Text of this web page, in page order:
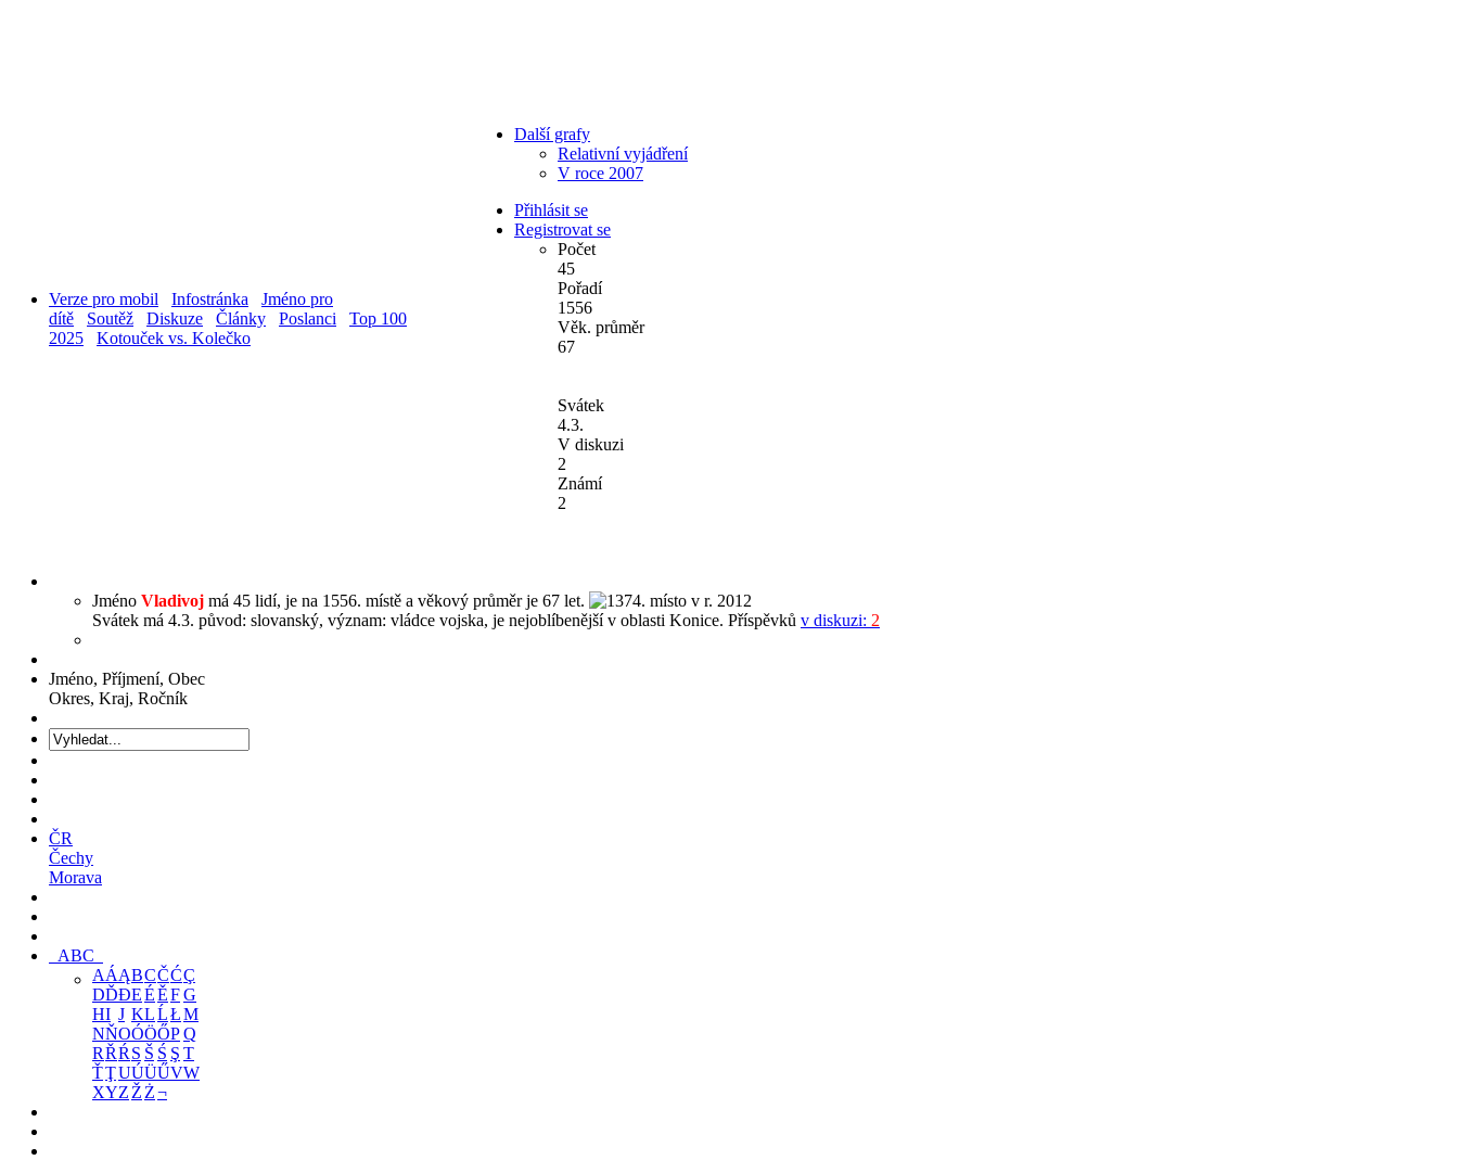
Verze pro mobil Infostránka
Jméno pro
dítě
Soutěž Diskuze Články Poslanci
Top 100
2025
Kotouček vs. Kolečko
Další grafy
Relativní vyjádření
V roce 2007
Přihlásit se
Registrovat se
Počet
45
Pořadí
1556
Věk. průměr
67
Svátek
4.3.
V diskuzi
2
Známí
2
Jméno Vladivoj má 45 lidí, je na 1556. místě a věkový průměr je 67 let.
Svátek má 4.3. původ: slovanský, význam: vládce vojska, je nejoblíbenější v oblasti Konice. Příspěvků v diskuzi: 2
Jméno, Příjmení, Obec
Okres, Kraj, Ročník
ČR
Čechy
Morava
ABC
AÁĄBCČĆÇ
DĎĐEÉĚFG
HI J KLĹŁM
NŇOÓÖŐPQ
RŘŔ S Š Ś Ş T
ŤŢUÚÜŰVW
XYZ Ž Ż¬